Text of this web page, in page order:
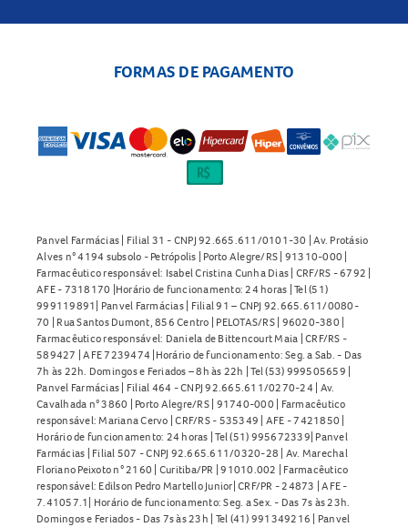
FORMAS DE PAGAMENTO
Panvel Farmácias | Filial 31 - CNPJ 92.665.611/0101-30 | Av. Protásio
Alves n° 4194 subsolo - Petrópolis | Porto Alegre/RS | 91310-000 |
Farmacêutico responsável: Isabel Cristina Cunha Dias | CRF/RS - 6792 |
AFE - 7318170 |Horário de funcionamento: 24 horas | Tel (51)
999119891| Panvel Farmácias | Filial 91 – CNPJ 92.665.611/0080-
70 | Rua Santos Dumont, 856 Centro | PELOTAS/RS | 96020-380 |
Farmacêutico responsável: Daniela de Bittencourt Maia | CRF/RS -
589427 | AFE 7239474 |Horário de funcionamento: Seg. a Sab. - Das
7h às 22h. Domingos e Feriados – 8h às 22h | Tel (53) 999505659 |
Panvel Farmácias | Filial 464 - CNPJ 92.665.611/0270-24 | Av.
Cavalhada n° 3860 | Porto Alegre/RS | 91740-000 | Farmacêutico
responsável: Mariana Cervo | CRF/RS - 535349 | AFE - 7421850 |
Horário de funcionamento: 24 horas | Tel (51) 995672339| Panvel
Farmácias | Filial 507 - CNPJ 92.665.611/0320-28 | Av. Marechal
Floriano Peixoto n° 2160 | Curitiba/PR | 91010.002 | Farmacêutico
responsável: Edilson Pedro Martello Junior| CRF/PR - 24873 | AFE -
7.41057.1| Horário de funcionamento: Seg. a Sex. - Das 7s às 23h.
Domingos e Feriados - Das 7s às 23h | Tel (41) 991349216 | Panvel